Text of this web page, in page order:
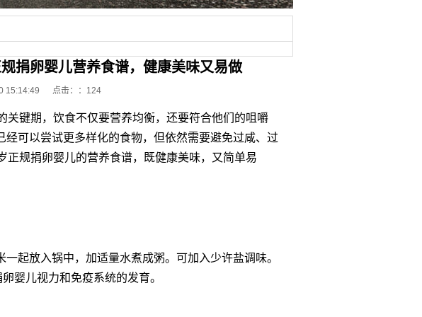
捐卵婴儿营养食谱，健康美味又易做
15:14:49 点击： ：124
关键期，饮食不仅要营养均衡，还要符合他们的咀嚼
可以尝试更多样化的食物，但依然需要避免过咸、过
正规捐卵婴儿的营养食谱，既健康美味，又简单易
起放入锅中，加适量水煮成粥。可加入少许盐调味。
婴儿视力和免疫系统的发育。